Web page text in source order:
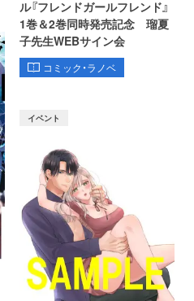
ル『フレンドガールフレンド』
1巻＆2巻同時発売記念 瑠夏
子先生WEBサイン会
コミック・ラノベ
イベント